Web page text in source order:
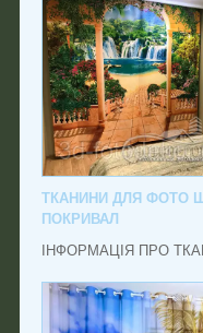
ТКАНИНИ ДЛЯ ФОТО
ПОКРИВАЛ
ІНФОРМАЦІЯ ПРО